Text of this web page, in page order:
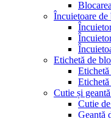
Încuietoare de
Etichetă de
Etichetă
Etichetă
Cutie și
Cutie
Geantă